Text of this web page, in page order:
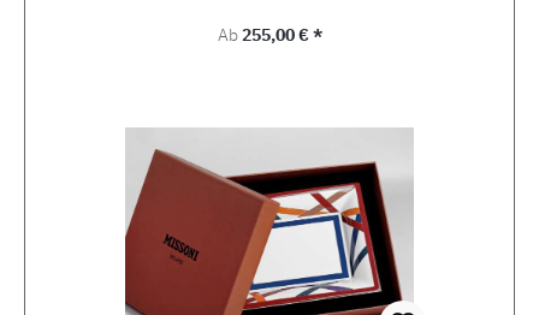
Regulärer Preis:
Ab255,00 € *